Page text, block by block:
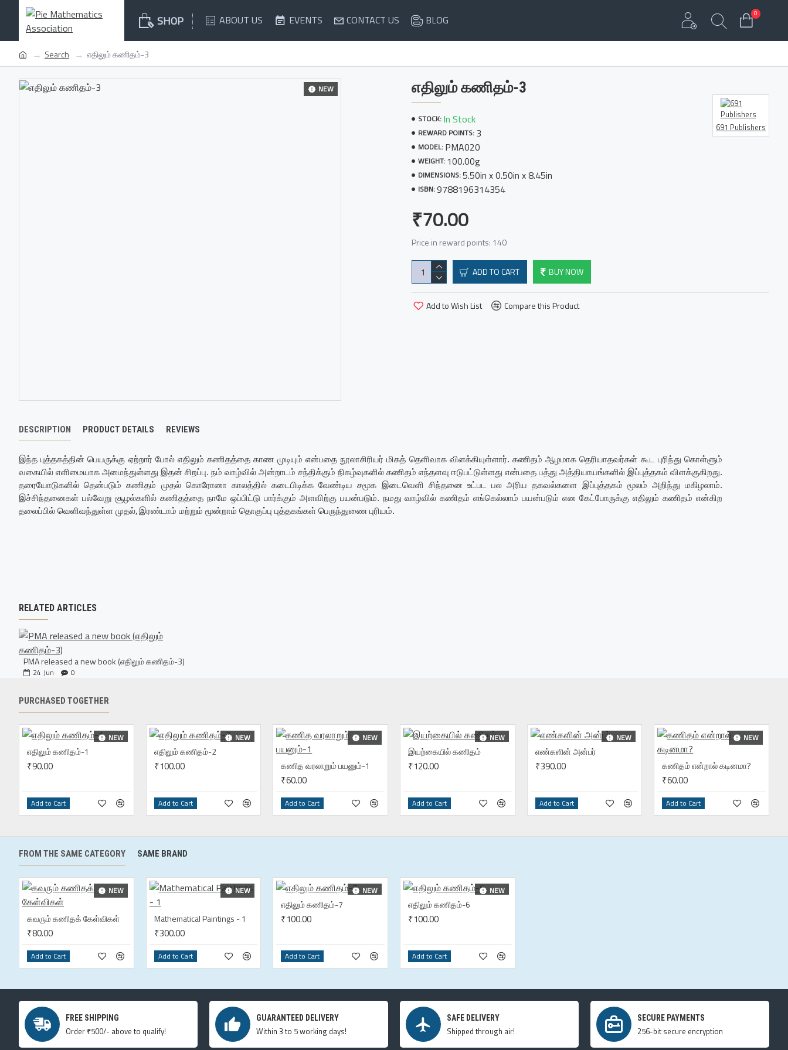
SHOP ABOUT US EVENTS CONTACT US BLOG 0
Search எதிலும் கணிதம்-3
NEW எதிலும் கணிதம்-3
STOCK: In Stock
REWARD POINTS: 3
MODEL: PMA020
WEIGHT: 100.00g
DIMENSIONS:5.50in x 0.50in x 8.45in
ISBN:9788196314354
691 Publishers
₹70.00
Price in reward points: 140
ADD TO CART BUY NOW
Add to Wish List Compare this Product
DESCRIPTION PRODUCT DETAILS REVIEWS
இந்த புத்தகத்தின் பெயருக்கு ஏற்றார் போல் எதிலும் கணிதத்தை காண முடியும் என்பதை நூலாசிரியர் மிகத் தெளிவாக விளக்கியுள்ளார். கணிதம் ஆழமாக தெரியாதவர்கள் கூட புரிந்து கொள்ளும்
வகையில் எளிமையாக அமைந்துள்ளது இதன் சிறப்பு. நம் வாழ்வில் அன்றாடம் சந்திக்கும் நிகழ்வுகளில் கணிதம் எந்தளவு ஈடுபட்டுள்ளது என்பதை பத்து அத்தியாயங்களில் இப்புத்தகம் விளக்குகிறது.
தரையோடுகளில் தென்படும் கணிதம் முதல் கொரோனா காலத்தில் கடைபிடிக்க வேண்டிய சமூக இடைவெளி சிந்தனை உட்பட பல அரிய தகவல்களை இப்புத்தகம் மூலம் அறிந்து மகிழலாம்.
இச்சிந்தனைகள் பல்வேறு சூழல்களில் கணிதத்தை நாமே ஒப்பிட்டு பார்க்கும் அளவிற்கு பயன்படும். நமது வாழ்வில் கணிதம் எங்கெல்லாம் பயன்படும் என கேட்போருக்கு எதிலும் கணிதம் என்கிற
தலைப்பில் வெளிவந்துள்ள முதல், இரண்டாம் மற்றும் மூன்றாம் தொகுப்பு புத்தகங்கள் பெருந்துணை புரியம்.
RELATED ARTICLES
PMA released a new book (எதிலும் கணிதம்-3)
24 Jun 0
PURCHASED TOGETHER
NEW
எதிலும் கணிதம்-1
₹90.00
Add to Cart
NEW
எதிலும் கணிதம்-2
₹100.00
Add to Cart
NEW
கணித வரலாறும் பயனும்-1
₹60.00
Add to Cart
NEW
இயற்கையில் கணிதம்
₹120.00
Add to Cart
NEW
எண்களின் அன்பர்
₹390.00
Add to Cart
NEW
கணிதம் என்றால் கடினமா?
₹60.00
Add to Cart
FROM THE SAME CATEGORY SAME BRAND
NEW
கவரும் கணிதக் கேள்விகள்
₹80.00
Add to Cart
NEW
Mathematical Paintings - 1
₹300.00
Add to Cart
NEW
எதிலும் கணிதம்-7
₹100.00
Add to Cart
NEW
எதிலும் கணிதம்-6
₹100.00
Add to Cart
FREE SHIPPING
Order ₹500/- above to qualify!
GUARANTEED DELIVERY
Within 3 to 5 working days!
SAFE DELIVERY
Shipped through air!
SECURE PAYMENTS
256-bit secure encryption